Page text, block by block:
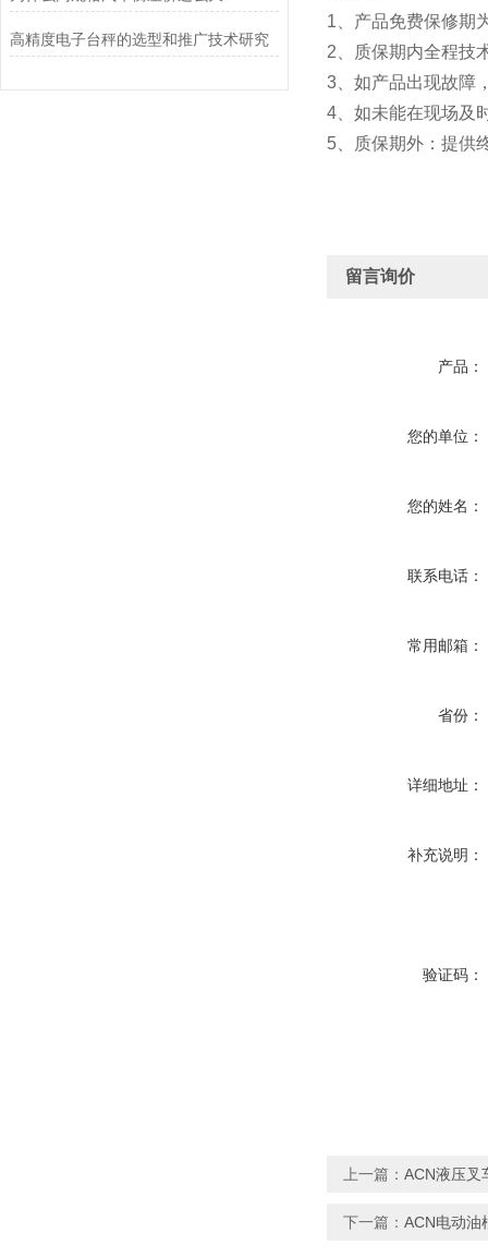
高精度电子台秤的选型和推广技术研究
1、产品免费保修期
2、质保期内全
3、如产品出现故障
4、如未能在现场及
5、质保期外：提供
留言询价
产品：
您的单位：
您的姓名：
联系电话：
常用邮箱：
省份：
详细地址：
补充说明：
验证码：
上一篇： ACN液压叉
下一篇： ACN电动油